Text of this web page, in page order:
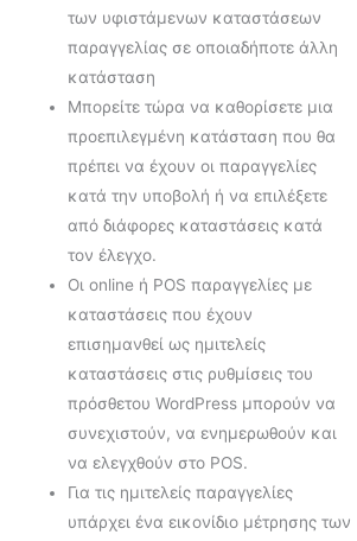
των υφιστάμενων καταστάσεων
παραγγελίας σε οποιαδήποτε άλλη
κατάσταση
Μπορείτε τώρα να καθορίσετε μια
προεπιλεγμένη κατάσταση που θα
πρέπει να έχουν οι παραγγελίες
κατά την υποβολή ή να επιλέξετε
από διάφορες καταστάσεις κατά
τον έλεγχο.
Οι online ή POS παραγγελίες με
καταστάσεις που έχουν
επισημανθεί ως ημιτελείς
καταστάσεις στις ρυθμίσεις του
πρόσθετου WordPress μπορούν να
συνεχιστούν, να ενημερωθούν και
να ελεγχθούν στο POS.
Για τις ημιτελείς παραγγελίες
υπάρχει ένα εικονίδιο μέτρησης των